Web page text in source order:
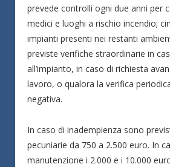
prevede controlli ogni due anni per
medici e luoghi a rischio incendio;
impianti presenti nei restanti
previste verifiche straordinarie in
all’impianto, in caso di richiesta
lavoro, o qualora la verifica
negativa.
In caso di inadempienza sono
pecuniarie da 750 a 2.500 euro. In
manutenzione i 2.000 e i 10.000